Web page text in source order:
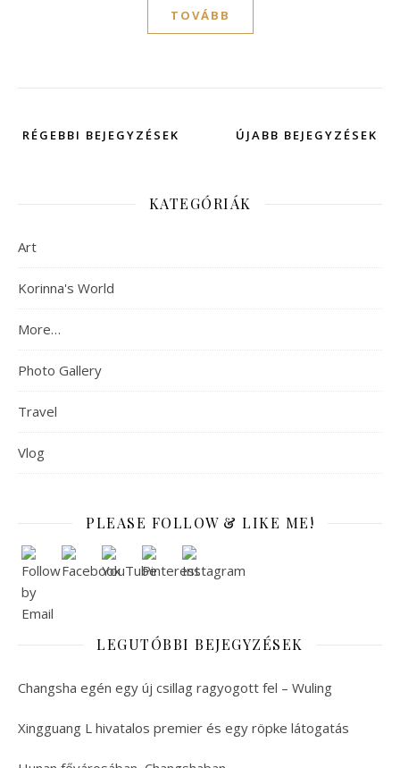
TOVÁBB
RÉGEBBI BEJEGYZÉSEK ÚJABB BEJEGYZÉSEK
KATEGÓRIÁK
Art
Korinna's World
More…
Photo Gallery
Travel
Vlog
PLEASE FOLLOW & LIKE ME!
LEGUTÓBBI BEJEGYZÉSEK
Changsha egén egy új csillag ragyogott fel – Wuling
Xingguang L hivatalos premier és egy röpke látogatás